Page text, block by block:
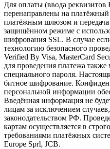
Для оплаты (ввода
перенаправлены на
платёжным шлюзом и
защищённом режиме с
шифрования SSL. В случае
технологию безопасного
Verified By Visa, MasterCard
для проведения платежа также
специального пароля.
битное шифрование.
персональной информации
Введённая информация не
лицам за исключением
законодательством РФ.
картам осуществляется в
требованиями платёжных
Europe Sprl, JCB.